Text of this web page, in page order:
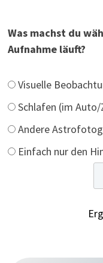
Was machst du
Aufnahme läuft?
Visuelle
Schlafen (im
Andere
Einfach nur den